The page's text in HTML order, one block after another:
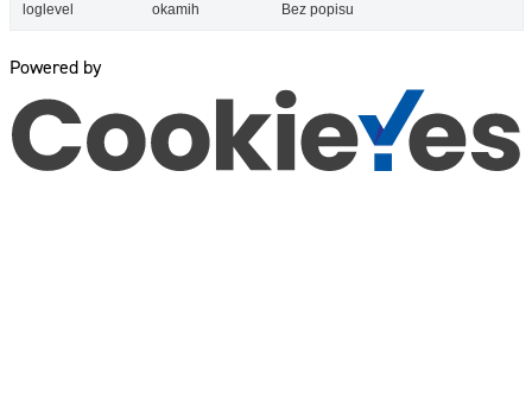
loglevel okamih Bez popisu
Powered by